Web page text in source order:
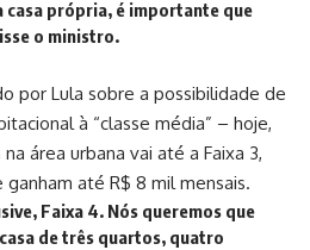
casa própria, é importante que
o ministro.
por Lula sobre a possibilidade de
à “classe média” – hoje,
área urbana vai até a Faixa 3,
até R$ 8 mil mensais.
Faixa 4. Nós queremos que
de três quartos, quatro